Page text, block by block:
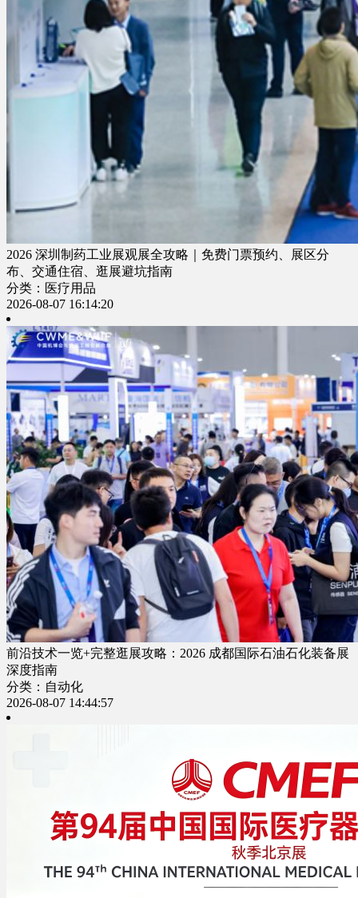
2026 深圳制药工业展观展全攻略｜免费门票预约、展区分
布、交通住宿、逛展避坑指南
分类：医疗用品
2026-08-07 16:14:20
前沿技术一览+完整逛展攻略：2026 成都国际石油石化装备展
深度指南
分类：自动化
2026-08-07 14:44:57